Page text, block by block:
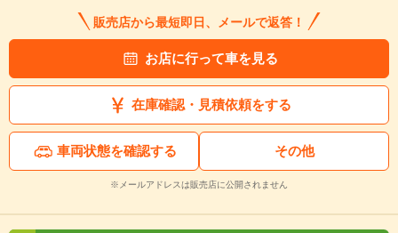
販売店から最短即日、メールで返答！
お店に行って車を見る
在庫確認・見積依頼をする
車両状態を確認する その他
※メールアドレスは販売店に公開されません